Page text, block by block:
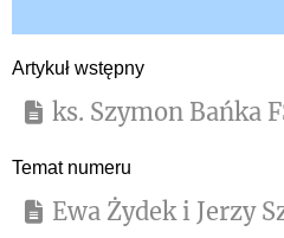
Artykuł wstępny
ks. Szymon Bańka
Temat numeru
Ewa Żydek i Jerzy